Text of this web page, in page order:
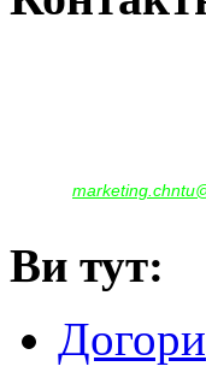
Ви тут:
Догори